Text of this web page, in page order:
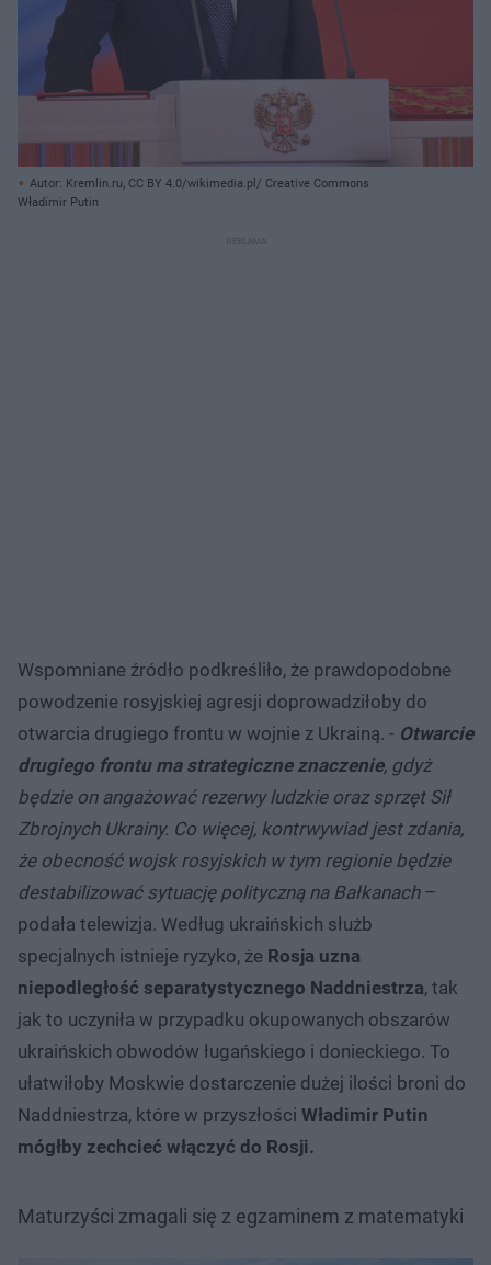
Autor: Kremlin.ru, CC BY 4.0/wikimedia.pl/ Creative Commons
Władimir Putin
Wspomniane źródło podkreśliło, że prawdopodobne
powodzenie rosyjskiej agresji doprowadziłoby do
otwarcia drugiego frontu w wojnie z Ukrainą. - Otwarcie
drugiego frontu ma strategiczne znaczenie, gdyż
będzie on angażować rezerwy ludzkie oraz sprzęt Sił
Zbrojnych Ukrainy. Co więcej, kontrwywiad jest zdania,
że obecność wojsk rosyjskich w tym regionie będzie
destabilizować sytuację polityczną na Bałkanach–
podała telewizja. Według ukraińskich służb
specjalnych istnieje ryzyko, że Rosja uzna
niepodległość separatystycznego Naddniestrza, tak
jak to uczyniła w przypadku okupowanych obszarów
ukraińskich obwodów ługańskiego i donieckiego. To
ułatwiłoby Moskwie dostarczenie dużej ilości broni do
Naddniestrza, które w przyszłości Władimir Putin
mógłby zechcieć włączyć do Rosji.
Maturzyści zmagali się z egzaminem z matematyki